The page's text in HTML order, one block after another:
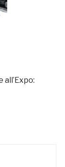
all’Expo: